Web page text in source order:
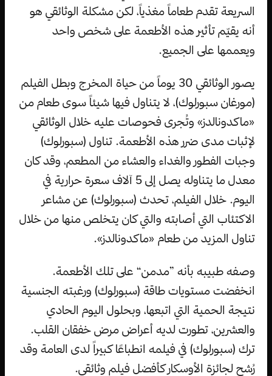
السريعة تقدم طعاماً مغذياً، لكن مشكلة الوثائقي هو
أنه يقيّم تأثير هذه الأطعمة على شخص واحد
ويعممها على الجميع.
يصور الوثائقي 30 يوماً من حياة المخرج وبطل الفيلم
(مورغان سبورلوك)، لا يتناول فيها شيئاً سوى طعام من
«ماكدونالدز» وتُجرى فحوصات عليه خلال الوثائقي
لإثبات مدى ضرر هذه الأطعمة. تناول (سبورلوك)
وجبات الفطور والغداء والعشاء من المطعم، وقد كان
معدل ما يتناوله يصل إلى 5 آلاف سعرة حرارية في
اليوم. خلال الفيلم، تحدث (سبورلوك) عن مشاعر
الاكتئاب التي أصابته والتي كان يتخلص منها من خلال
تناول المزيد من طعام «ماكدونالدز».
وصفه طبيبه بأنه ”مدمن“ على تلك الأطعمة.
انخفضت مستويات طاقة (سبورلوك) ورغبته الجنسية
نتيجة الحمية التي اتبعها، وبحلول اليوم الحادي
والعشرين، تطورت لديه أعراض مرض خفقان القلب.
ترك (سبورلوك) في فيلمه انطباعًا كبيراً لدى العامة وقد
رُشح لجائزة الأوسكار كأفضل فيلم وثائقي.